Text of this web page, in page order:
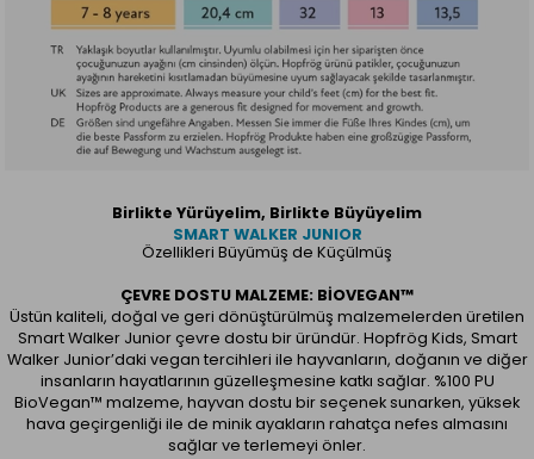
Birlikte Yürüyelim, Birlikte Büyüyelim
SMART WALKER JUNIOR
Özellikleri Büyümüş de Küçülmüş
ÇEVRE DOSTU MALZEME: BIOVEGAN™
Üstün kaliteli, doğal ve geri dönüştürülmüş malzemelerden üretilen
Smart Walker Junior çevre dostu bir üründür. Hopfrög Kids, Smart
Walker Junior’daki vegan tercihleri ile hayvanların, doğanın ve diğer
insanların hayatlarının güzelleşmesine katkı sağlar. %100 PU
BioVegan™ malzeme, hayvan dostu bir seçenek sunarken, yüksek
hava geçirgenliği ile de minik ayakların rahatça nefes almasını
sağlar ve terlemeyi önler.